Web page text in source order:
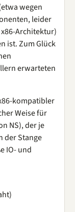
wegen
leider
Architektur)
ist. Zum Glück
erwarteten
kompatibler
Weise für
NS), der je
der Stange
IO- und